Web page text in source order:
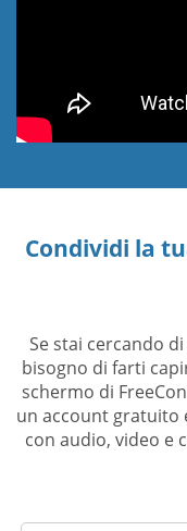
Condividi la
Se stai cercando
bisogno di farti
schermo di
un account gratuito
con audio, video e